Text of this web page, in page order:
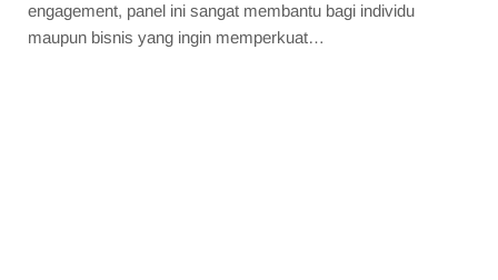
engagement, panel ini sangat membantu bagi individu
maupun bisnis yang ingin memperkuat…